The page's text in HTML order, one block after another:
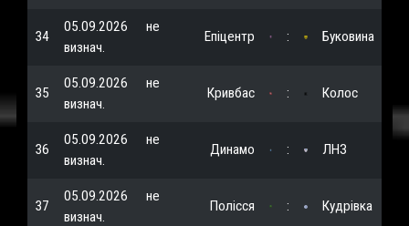
34
05.09.2026
не
визнач.
Епіцентр : Буковина
35
05.09.2026
не
визнач.
Кривбас : Колос
36
05.09.2026
не
визнач.
Динамо : ЛНЗ
37
05.09.2026
не
визнач.
Полісся : Кудрівка